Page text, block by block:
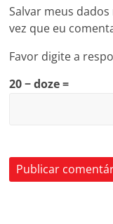
Salvar meus
vez que eu
Favor digite a
20 − doze =